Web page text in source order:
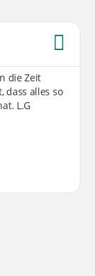
die Zeit
dass alles so
L.G